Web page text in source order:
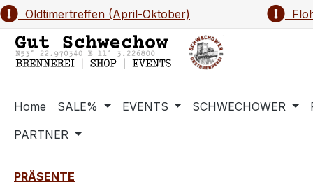
Hauptinhalt springen
Zur Suche springen
Zur Hauptnavigation springen
Oldtimertreffen (April-Oktober)
Home SALE% EVENTS SCHWECHOWER
PARTNER
PRÄSENTE